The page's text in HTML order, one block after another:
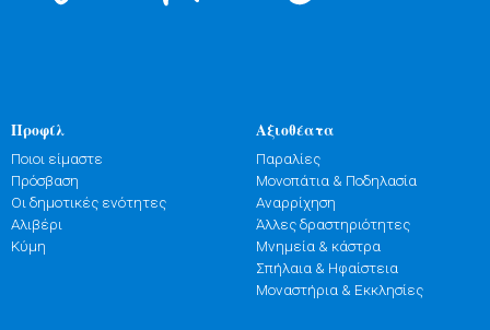
Προφίλ
Ποιοι είμαστε
Πρόσβαση
Οι δημοτικές ενότητες
Αλιβέρι
Κύμη
Αξιοθέατα
Παραλίες
Μονοπάτια & Ποδηλασία
Αναρρίχηση
Άλλες δραστηριότητες
Μνημεία & κάστρα
Σπήλαια & Ηφαίστεια
Μοναστήρια & Εκκλησίες